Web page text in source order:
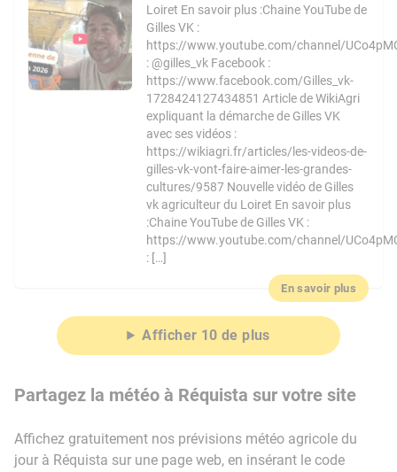
Loiret En savoir plus :Chaine YouTube de
Gilles VK :
https://www.youtube.com/channel/
: @gilles_vk Facebook :
https://www.facebook.com/Gilles_vk-
1728424127434851 Article de WikiAgri
expliquant la démarche de Gilles VK
avec ses vidéos :
https://wikiagri.fr/articles/les-videos-de-
gilles-vk-vont-faire-aimer-les-grandes-
cultures/9587 Nouvelle vidéo de Gilles
vk agriculteur du Loiret En savoir plus
:Chaine YouTube de Gilles VK :
https://www.youtube.com/channel/
: […]
En savoir plus
Afficher 10 de plus
Partagez la météo à Réquista sur votre site
Affichez gratuitement nos prévisions météo agricole du
jour à Réquista sur une page web, en insérant le code